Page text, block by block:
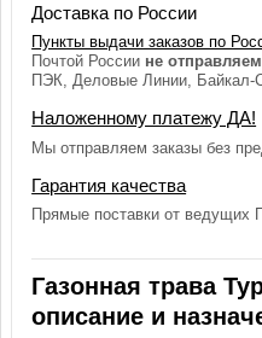
Доставка по России
Пункты выдачи заказов по
Почтой России не отправляем
ПЭК, Деловые Линии,
Наложенному платежу ДА!
Мы отправляем заказы без
Гарантия качества
Прямые поставки от ведущих
Газонная трава
описание и